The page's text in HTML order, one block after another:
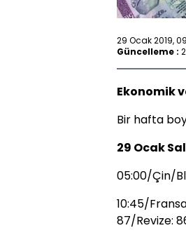
29 Ocak 2019,
Güncelleme :
Ekonomik
Bir hafta
29 Ocak
05:00/Çin/
10:45/
87/Revize: